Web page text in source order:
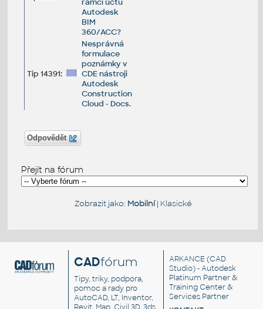
rámci účtu
Autodesk
BIM
360/ACC?
Tip 14391:
Nesprávná
formulace
poznámky v
CDE nástroji
Autodesk
Construction
Cloud - Docs.
Odpovědět
Přejít na fórum
Zobrazit jako: Mobilní| Klasické
CADfórum
Tipy, triky, podpora,
pomoc a rady pro
AutoCAD, LT, Inventor,
Revit, Map, Civil 3D, 3ds
ARKANCE (CAD
Studio) - Autodesk
Platinum Partner &
Training Center &
Services Partner